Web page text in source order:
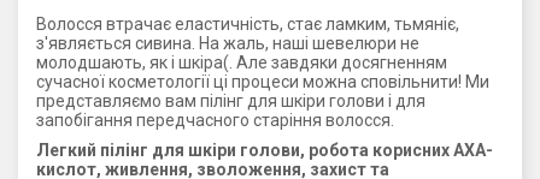
Волосся втрачає еластичність, стає ламким, тьмяніє,
з'являється сивина. На жаль, наші шевелюри не
молодшають, як і шкіра(. Але завдяки досягненням
сучасної косметології ці процеси можна сповільнити! Ми
представляємо вам пілінг для шкіри голови і для
запобігання передчасного старіння волосся.
Легкий пілінг для шкіри голови, робота корисних АХА-
кислот, живлення, зволоження, захист та